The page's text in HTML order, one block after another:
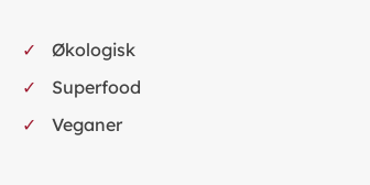
Økologisk
Superfood
Veganer